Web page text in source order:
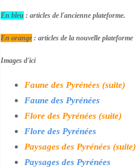
En bleu : articles de l'ancienne plateforme.
En orange : articles de la nouvelle plateforme
Images d'ici
Faune des Pyrénées (suite)
Faune des Pyrénées
Flore des Pyrénées (suite)
Flore des Pyrénées
Paysages des Pyrénées (suite)
Paysages des Pyrénées